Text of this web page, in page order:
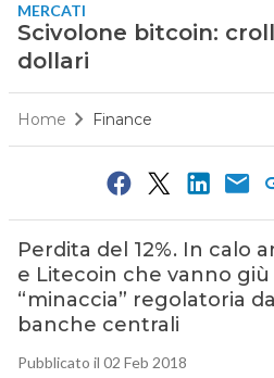
MERCATI
Scivolone bitcoin:
dollari
Home Finance
Perdita del 12%. In calo
e Litecoin che vanno giù
“minaccia” regolatoria
banche centrali
Pubblicato il 02 Feb 2018